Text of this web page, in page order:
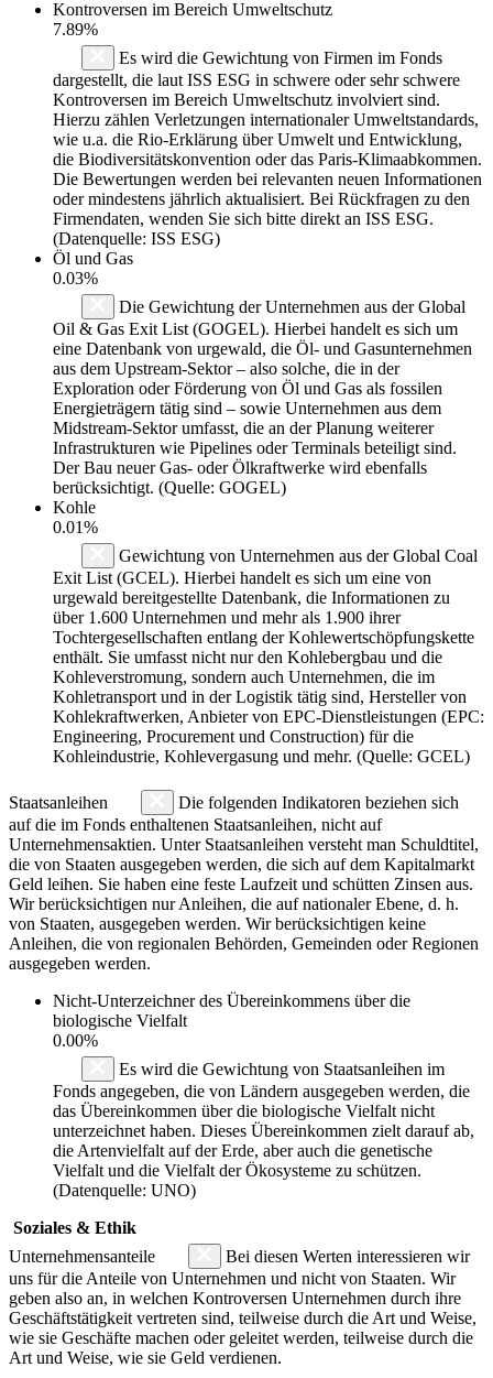
Kontroversen im Bereich Umweltschutz
7.89%
Es wird die Gewichtung von Firmen im Fonds
dargestellt, die laut ISS ESG in schwere oder sehr schwere
Kontroversen im Bereich Umweltschutz involviert sind.
Hierzu zählen Verletzungen internationaler Umweltstandards,
wie u.a. die Rio-Erklärung über Umwelt und Entwicklung,
die Biodiversitätskonvention oder das Paris-Klimaabkommen.
Die Bewertungen werden bei relevanten neuen Informationen
oder mindestens jährlich aktualisiert. Bei Rückfragen zu den
Firmendaten, wenden Sie sich bitte direkt an ISS ESG.
(Datenquelle: ISS ESG)
Öl und Gas
0.03%
Die Gewichtung der Unternehmen aus der Global
Oil & Gas Exit List (GOGEL). Hierbei handelt es sich um
eine Datenbank von urgewald, die Öl- und Gasunternehmen
aus dem Upstream-Sektor – also solche, die in der
Exploration oder Förderung von Öl und Gas als fossilen
Energieträgern tätig sind – sowie Unternehmen aus dem
Midstream-Sektor umfasst, die an der Planung weiterer
Infrastrukturen wie Pipelines oder Terminals beteiligt sind.
Der Bau neuer Gas- oder Ölkraftwerke wird ebenfalls
berücksichtigt. (Quelle: GOGEL)
Kohle
0.01%
Gewichtung von Unternehmen aus der Global Coal
Exit List (GCEL). Hierbei handelt es sich um eine von
urgewald bereitgestellte Datenbank, die Informationen zu
über 1.600 Unternehmen und mehr als 1.900 ihrer
Tochtergesellschaften entlang der Kohlewertschöpfungskette
enthält. Sie umfasst nicht nur den Kohlebergbau und die
Kohleverstromung, sondern auch Unternehmen, die im
Kohletransport und in der Logistik tätig sind, Hersteller von
Kohlekraftwerken, Anbieter von EPC-Dienstleistungen (EPC:
Engineering, Procurement und Construction) für die
Kohleindustrie, Kohlevergasung und mehr. (Quelle: GCEL)
Staatsanleihen
Die folgenden Indikatoren beziehen sich
auf die im Fonds enthaltenen Staatsanleihen, nicht auf
Unternehmensaktien. Unter Staatsanleihen versteht man Schuldtitel,
die von Staaten ausgegeben werden, die sich auf dem Kapitalmarkt
Geld leihen. Sie haben eine feste Laufzeit und schütten Zinsen aus.
Wir berücksichtigen nur Anleihen, die auf nationaler Ebene, d. h.
von Staaten, ausgegeben werden. Wir berücksichtigen keine
Anleihen, die von regionalen Behörden, Gemeinden oder Regionen
ausgegeben werden.
Nicht-Unterzeichner des Übereinkommens über die
biologische Vielfalt
0.00%
Es wird die Gewichtung von Staatsanleihen im
Fonds angegeben, die von Ländern ausgegeben werden, die
das Übereinkommen über die biologische Vielfalt nicht
unterzeichnet haben. Dieses Übereinkommen zielt darauf ab,
die Artenvielfalt auf der Erde, aber auch die genetische
Vielfalt und die Vielfalt der Ökosysteme zu schützen.
(Datenquelle: UNO)
Soziales & Ethik
Unternehmensanteile
Bei diesen Werten interessieren wir
uns für die Anteile von Unternehmen und nicht von Staaten. Wir
geben also an, in welchen Kontroversen Unternehmen durch ihre
Geschäftstätigkeit vertreten sind, teilweise durch die Art und Weise,
wie sie Geschäfte machen oder geleitet werden, teilweise durch die
Art und Weise, wie sie Geld verdienen.